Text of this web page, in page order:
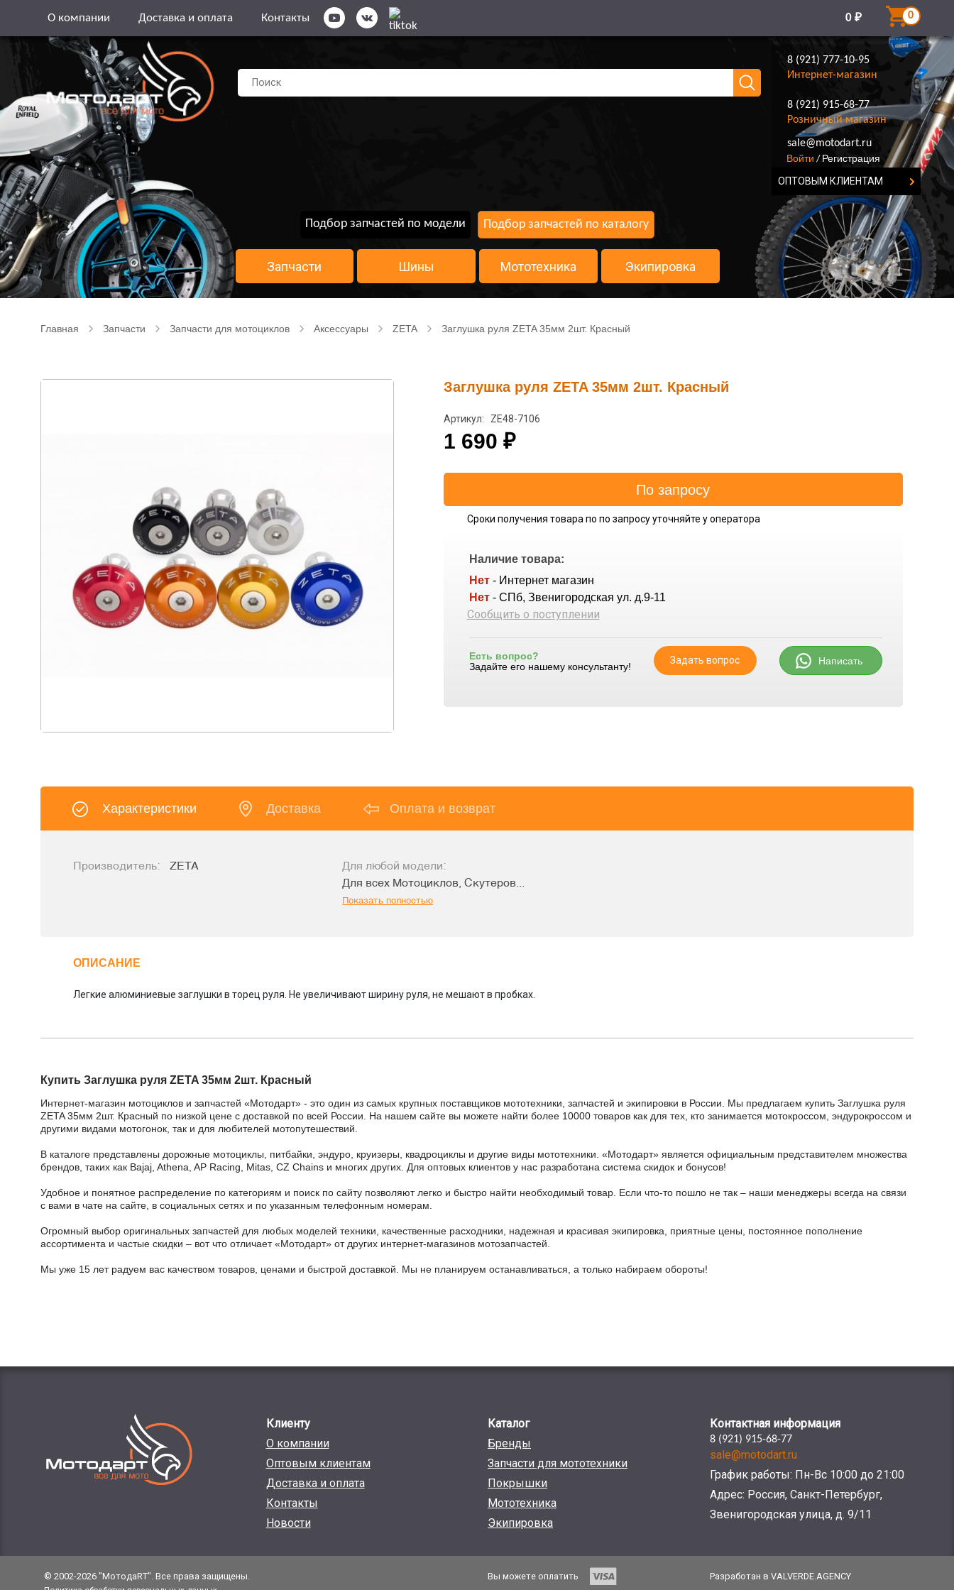
О компании Доставка и оплата Контакты 0 ₽ 0
8 (921) 777-10-95
Интернет-магазин
8 (921) 915-68-77
Розничный магазин
8 (921) 777-10-95
sale@motodart.ru
Войти / Регистрация
ОПТОВЫМ КЛИЕНТАМ
Подбор запчастей по модели Подбор запчастей по каталогу
Запчасти Шины Мототехника Экипировка
Главная Запчасти Запчасти для мотоциклов Аксессуары ZETA Заглушка руля ZETA 35мм 2шт. Красный
Заглушка руля ZETA 35мм 2шт. Красный
Артикул: ZE48-7106
1 690 ₽
Сроки получения товара по по запросу уточняйте у оператора
Наличие товара:
Нет - Интернет магазин
Нет - СПб, Звенигородская ул. д.9-11
Сообщить о поступлении
Есть вопрос?
Задайте его нашему консультанту!
Задать вопрос Написать
Характеристики Доставка Оплата и возврат
Производитель: ZETA
Для любой модели:
Для всех Мотоциклов, Скутеров...
Показать полностью
ОПИСАНИЕ
Легкие алюминиевые заглушки в торец руля. Не увеличивают ширину руля, не мешают в пробках.
Купить Заглушка руля ZETA 35мм 2шт. Красный
Интернет-магазин мотоциклов и запчастей «Мотодарт» - это один из самых крупных поставщиков мототехники, запчастей и экипировки в России. Мы предлагаем купить Заглушка руля
ZETA 35мм 2шт. Красный по низкой цене с доставкой по всей России. На нашем сайте вы можете найти более 10000 товаров как для тех, кто занимается мотокроссом, эндурокроссом и
другими видами мотогонок, так и для любителей мотопутешествий.
В каталоге представлены дорожные мотоциклы, питбайки, эндуро, круизеры, квадроциклы и другие виды мототехники. «Мотодарт» является официальным представителем множества
брендов, таких как Bajaj, Athena, AP Racing, Mitas, CZ Chains и многих других. Для оптовых клиентов у нас разработана система скидок и бонусов!
Удобное и понятное распределение по категориям и поиск по сайту позволяют легко и быстро найти необходимый товар. Если что-то пошло не так – наши менеджеры всегда на связи
с вами в чате на сайте, в социальных сетях и по указанным телефонным номерам.
Огромный выбор оригинальных запчастей для любых моделей техники, качественные расходники, надежная и красивая экипировка, приятные цены, постоянное пополнение
ассортимента и частые скидки – вот что отличает «Мотодарт» от других интернет-магазинов мотозапчастей.
Мы уже 15 лет радуем вас качеством товаров, ценами и быстрой доставкой. Мы не планируем останавливаться, а только набираем обороты!
Клиенту
О компании
Оптовым клиентам
Доставка и оплата
Контакты
Новости
Каталог
Бренды
Запчасти для мототехники
Покрышки
Мототехника
Экипировка
Контактная информация
8 (921) 915-68-77
sale@motodart.ru
График работы: Пн-Вс 10:00 до 21:00
Адрес: Россия, Санкт-Петербург,
Звенигородская улица, д. 9/11
© 2002-2026 "МотодаRT". Все права защищены. Вы можете оплатить Разработан в VALVERDE.AGENCY